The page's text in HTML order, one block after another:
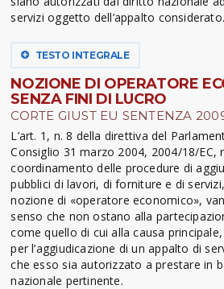
servizi oggetto dell’appalto considerato.
TESTO INTEGRALE
NOZIONE DI OPERATORE
SENZA FINI DI LUCRO
CORTE GIUST EU SENTENZA
L’art. 1, n. 8 della direttiva del
Consiglio 31 marzo 2004, 2004/18/EC,
coordinamento delle procedure di
pubblici di lavori, di forniture e di
nozione di «operatore economico»,
senso che non ostano alla
come quello di cui alla causa
per l’aggiudicazione di un appalto di
che esso sia autorizzato a prestare in
nazionale pertinente.